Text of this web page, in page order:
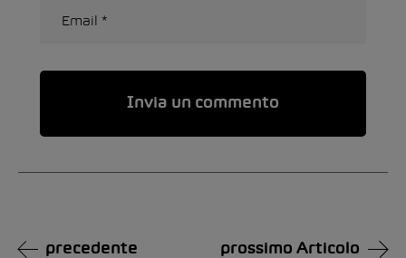
precedente prossimo Articolo